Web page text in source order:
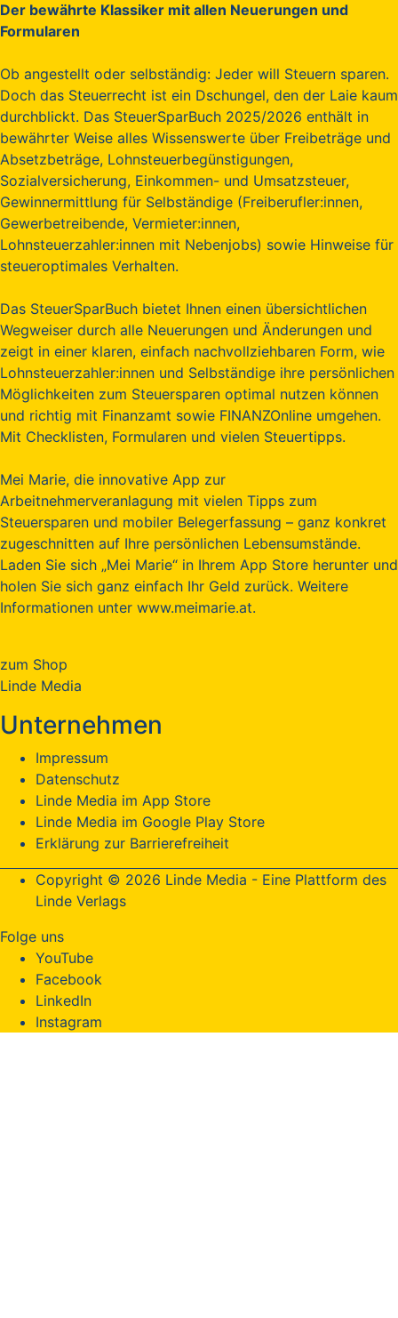
Der bewährte Klassiker mit allen Neuerungen und
Formularen
Ob angestellt oder selbständig: Jeder will Steuern sparen.
Doch das Steuerrecht ist ein Dschungel, den der Laie kaum
durchblickt. Das SteuerSparBuch 2025/2026 enthält in
bewährter Weise alles Wissenswerte über Freibeträge und
Absetzbeträge, Lohnsteuerbegünstigungen,
Sozialversicherung, Einkommen- und Umsatzsteuer,
Gewinnermittlung für Selbständige (Freiberufler:innen,
Gewerbetreibende, Vermieter:innen,
Lohnsteuerzahler:innen mit Nebenjobs) sowie Hinweise für
steueroptimales Verhalten.
Das SteuerSparBuch bietet Ihnen einen übersichtlichen
Wegweiser durch alle Neuerungen und Änderungen und
zeigt in einer klaren, einfach nachvollziehbaren Form, wie
Lohnsteuerzahler:innen und Selbständige ihre persönlichen
Möglichkeiten zum Steuersparen optimal nutzen können
und richtig mit Finanzamt sowie FINANZOnline umgehen.
Mit Checklisten, Formularen und vielen Steuertipps.
Mei Marie, die innovative App zur
Arbeitnehmerveranlagung mit vielen Tipps zum
Steuersparen und mobiler Belegerfassung – ganz konkret
zugeschnitten auf Ihre persönlichen Lebensumstände.
Laden Sie sich „Mei Marie“ in Ihrem App Store herunter und
holen Sie sich ganz einfach Ihr Geld zurück. Weitere
Informationen unter www.meimarie.at.
zum Shop
Linde Media
Unternehmen
Impressum
Datenschutz
Linde Media im App Store
Linde Media im Google Play Store
Erklärung zur Barrierefreiheit
Copyright © 2026 Linde Media - Eine Plattform des
Linde Verlags
Folge uns
YouTube
Facebook
LinkedIn
Instagram